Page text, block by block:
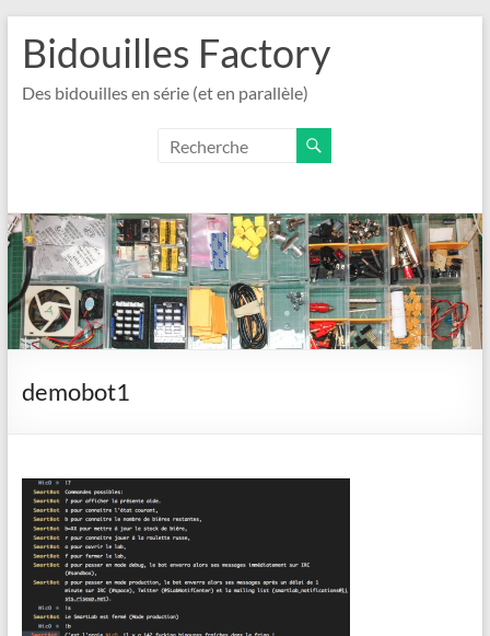
contenu
Bidouilles Factory
Des bidouilles en série (et en parallèle)
demobot1